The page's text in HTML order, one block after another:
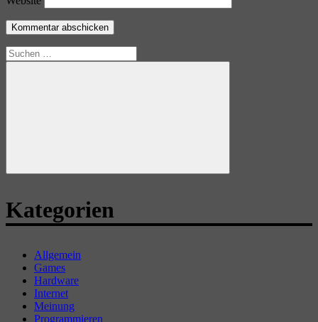
Suchen
nach:
Suchen
Kategorien
Allgemein
Games
Hardware
Internet
Meinung
Programmieren